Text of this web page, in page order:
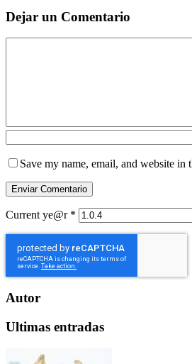
Dejar un Comentario
Save my name, email, and website
Current ye@r *
Autor
Ultimas entradas